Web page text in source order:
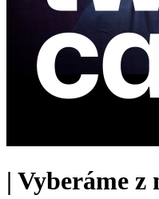
| Vyberáme z